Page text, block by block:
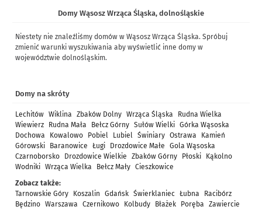
Domy Wąsosz Wrząca Śląska, dolnośląskie
Niestety nie znaleźliśmy domów w Wąsosz Wrząca Śląska. Spróbuj
zmienić warunki wyszukiwania aby wyświetlić inne domy w
województwie dolnośląskim.
Domy na skróty
Lechitów Wiklina Zbaków Dolny Wrząca Śląska
Rudna Wielka
Wiewierz
Rudna Mała Bełcz Górny Sułów Wielki Górka Wąsoska
Dochowa
Kowalowo Pobiel Lubiel Świniary Ostrawa
Kamień
Górowski
Baranowice Ługi Drozdowice Małe
Gola Wąsoska
Czarnoborsko
Drozdowice Wielkie Zbaków Górny Płoski
Kąkolno
Wodniki Wrząca Wielka Bełcz Mały Cieszkowice
Zobacz także:
Tarnowskie Góry
Koszalin Gdańsk Świerklaniec Łubna
Racibórz
Będzino Warszawa Czernikowo Kolbudy Błażek Poręba
Zawiercie